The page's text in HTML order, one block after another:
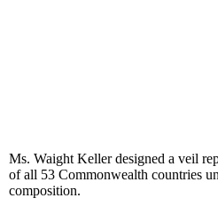
Ms. Waight Keller designed a veil
of all 53 Commonwealth countries
composition.